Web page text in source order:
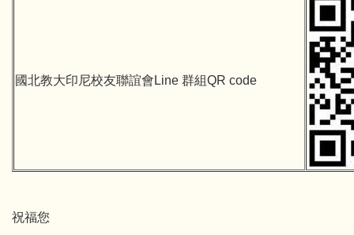
國北教大印尼校友聯誼會Line 群組QR code
祝福您